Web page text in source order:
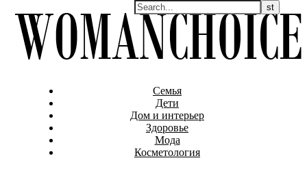
Семья
Дети
Дом и интерьер
Здоровье
Мода
Косметология